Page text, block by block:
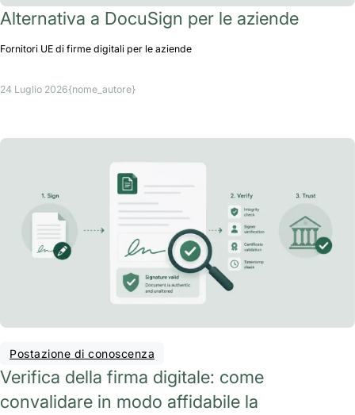
Alternativa a DocuSign per le aziende
Fornitori UE di firme digitali per le aziende
24 Luglio 2026{nome_autore}
Postazione di conoscenza
Verifica della firma digitale: come
convalidare in modo affidabile la